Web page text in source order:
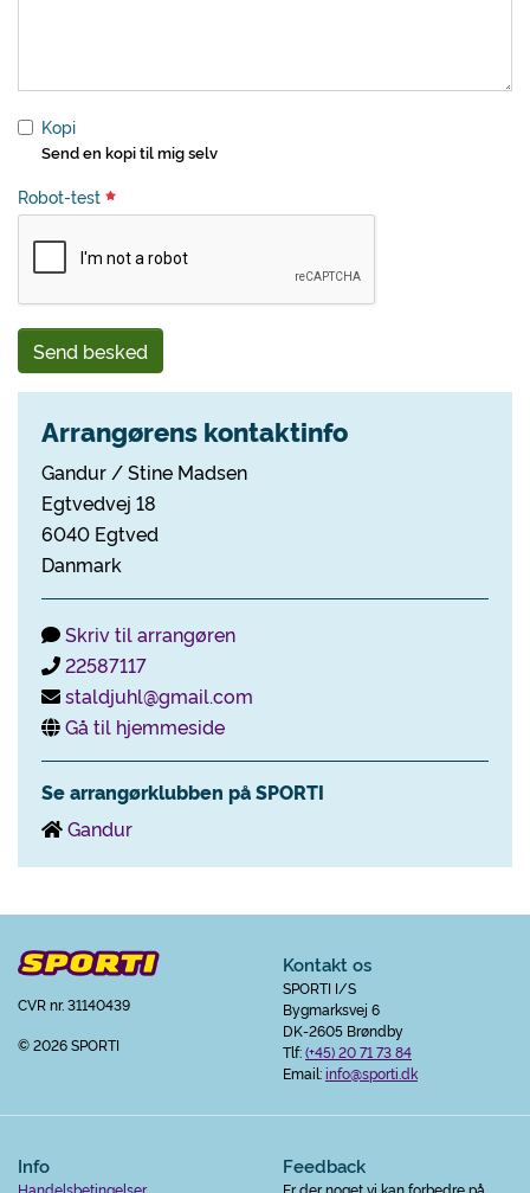
Kopi
Send en kopi til mig selv
Robot-test
Send besked
Arrangørens kontaktinfo
Gandur / Stine Madsen
Egtvedvej 18
6040 Egtved
Danmark
Skriv til arrangøren
22587117
staldjuhl@gmail.com
Gå til hjemmeside
Se arrangørklubben på SPORTI
Gandur
CVR nr. 31140439
© 2026 SPORTI
Kontakt os
SPORTI I/S
Bygmarksvej 6
DK-2605 Brøndby
Tlf:(+45) 20 71 73 84
Email:info@sporti.dk
Info
Handelsbetingelser
Feedback
Er der noget vi kan forbedre på